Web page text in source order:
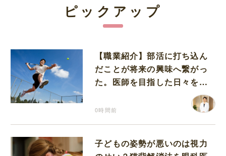
ピックアップ
【職業紹介】部活に打ち込ん
だことが将来の興味へ繋がっ
た。医師を目指した日々を振
0時間前
子どもの姿勢が悪いのは視力